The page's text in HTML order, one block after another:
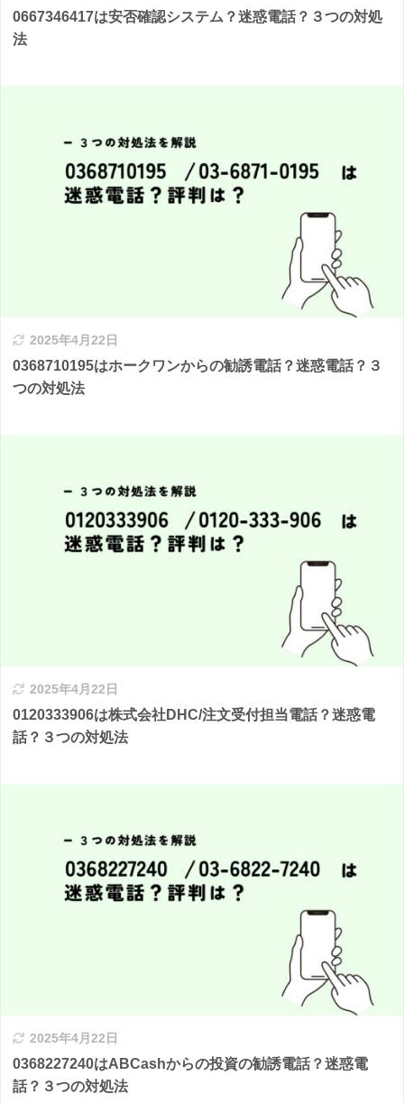
0667346417は安否確認システム？迷惑電話？３つの対処
法
2025年4月22日
0368710195はホークワンからの勧誘電話？迷惑電話？３
つの対処法
2025年4月22日
0120333906は株式会社DHC/注文受付担当電話？迷惑電
話？３つの対処法
2025年4月22日
0368227240はABCashからの投資の勧誘電話？迷惑電
話？３つの対処法